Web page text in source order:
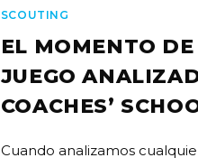
SCOUTING
EL MOMENTO
JUEGO
COACHES’
Cuando analizamos